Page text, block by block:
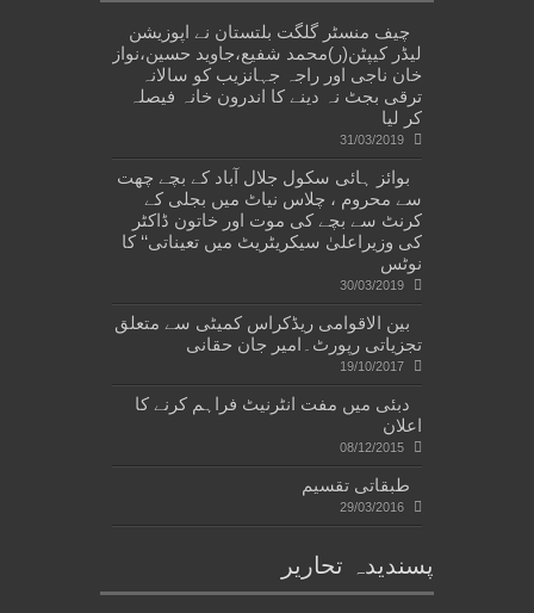
چیف منسٹر گلگت بلتستان نے اپوزیشن
لیڈر کیپٹن(ر)محمد شفیع،جاوید حسین،نواز
خان ناجی اور راجہ جہانزیب کو سالانہ
ترقی بجٹ نہ دینے کا اندرون خانہ فیصلہ
کر لیا
31/03/2019
بوائز ہائی سکول جلال آباد کے بچے چھت
سے محروم ، چلاس نیاٹ میں بجلی کے
کرنٹ سے بچے کی موت اور خاتون ڈاکٹر
کی وزیراعلیٰ سیکریٹریٹ میں تعیناتی‘‘ کا
نوٹس
30/03/2019
بین الاقوامی ریڈکراس کمیٹی سے متعلق
تجزیاتی رپورٹ۔امیر جان حقانی
19/10/2017
دبئی میں مفت انٹرنیٹ فراہم کرنے کا
اعلان
08/12/2015
طبقاتی تقسیم
29/03/2016
پسندیدہ تحاریر